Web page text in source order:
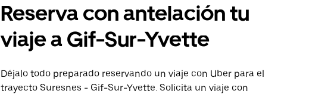
Reserva con antelación tu
viaje a Gif-Sur-Yvette
Déjalo todo preparado reservando un viaje con Uber para el
trayecto Suresnes - Gif-Sur-Yvette. Solicita un viaje con